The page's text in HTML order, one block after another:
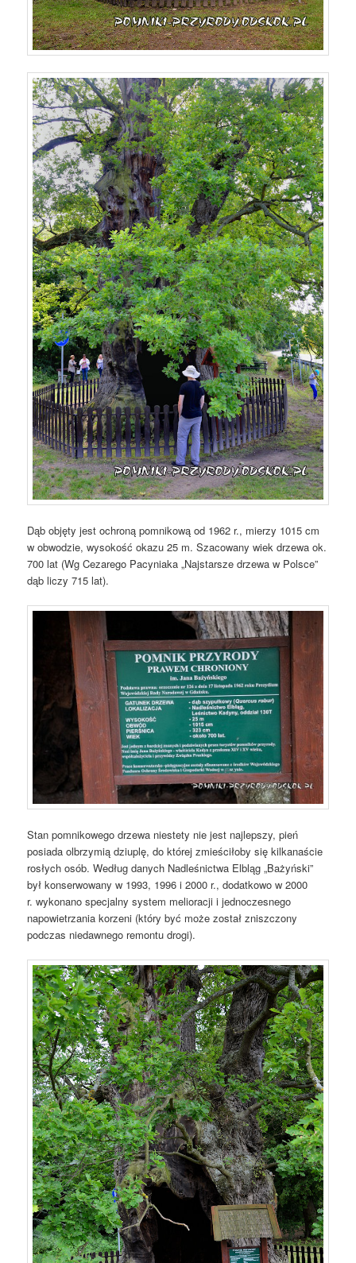
Dąb objęty jest ochroną pomnikową od 1962 r., mierzy 1015 cm
w obwodzie, wysokość okazu 25 m. Szacowany wiek drzewa ok.
700 lat (Wg Cezarego Pacyniaka „Najstarsze drzewa w Polsce”
dąb liczy 715 lat).
Stan pomnikowego drzewa niestety nie jest najlepszy, pień
posiada olbrzymią dziuplę, do której zmieściłoby się kilkanaście
rosłych osób. Według danych Nadleśnictwa Elbląg „Bażyński”
był konserwowany w 1993, 1996 i 2000 r., dodatkowo w 2000
r. wykonano specjalny system melioracji i jednoczesnego
napowietrzania korzeni (który być może został zniszczony
podczas niedawnego remontu drogi).